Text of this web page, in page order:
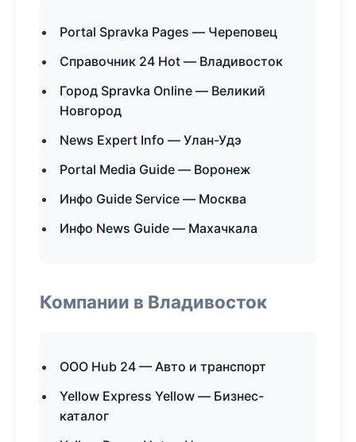
Portal Spravka Pages — Череповец
Справочник 24 Hot — Владивосток
Город Spravka Online — Великий
Новгород
News Expert Info — Улан-Удэ
Portal Media Guide — Воронеж
Инфо Guide Service — Москва
Инфо News Guide — Махачкала
Компании в Владивосток
ООО Hub 24 — Авто и транспорт
Yellow Express Yellow — Бизнес-
каталог